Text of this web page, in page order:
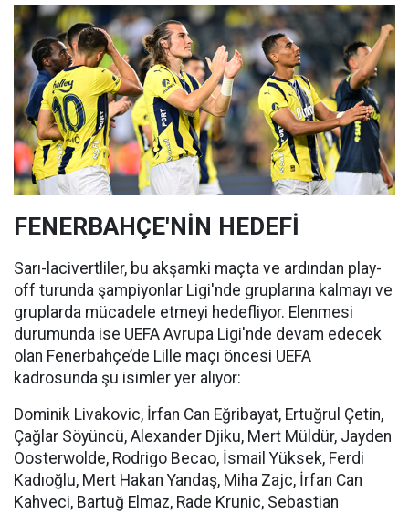
FENERBAHÇE'NİN HEDEFİ
Sarı-lacivertliler, bu akşamki maçta ve ardından play-
off turunda şampiyonlar Ligi'nde gruplarına kalmayı ve
gruplarda mücadele etmeyi hedefliyor. Elenmesi
durumunda ise UEFA Avrupa Ligi'nde devam edecek
olan Fenerbahçe’de Lille maçı öncesi UEFA
kadrosunda şu isimler yer alıyor:
Dominik Livakovic, İrfan Can Eğribayat, Ertuğrul Çetin,
Çağlar Söyüncü, Alexander Djiku, Mert Müldür, Jayden
Oosterwolde, Rodrigo Becao, İsmail Yüksek, Ferdi
Kadıoğlu, Mert Hakan Yandaş, Miha Zajc, İrfan Can
Kahveci, Bartuğ Elmaz, Rade Krunic, Sebastian